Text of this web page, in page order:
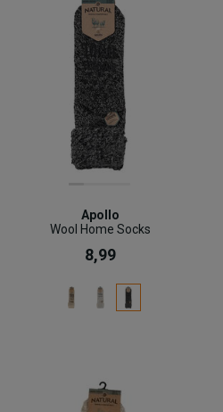
Apollo
Wool Home Socks
8,99